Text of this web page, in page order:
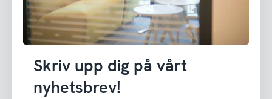
Skriv upp dig på vårt
nyhetsbrev!